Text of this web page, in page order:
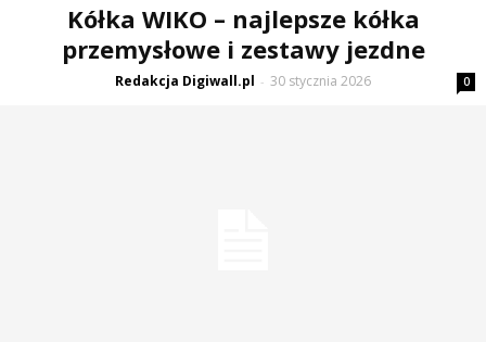
Kółka WIKO – najlepsze kółka
przemysłowe i zestawy jezdne
Redakcja Digiwall.pl - 30 stycznia 2026 0